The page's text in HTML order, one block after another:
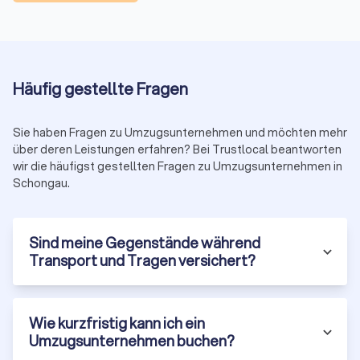
Kilometerpauschale Fernumzug: 0,50 bis 1,50 € pro
Verpackungsmaterial: 50 bis 200 €
Packservice: 100 bis 300 €
Montage/Demontage: 50 bis 150 € je Möbelstück
oder Etagen ohne Aufzug, Wochenend- und
Feiertagszuschläge, Spezialtransporte wie Klavier,
Kunstobjekte oder Tresore.
Umzugskosten-Seite . Dort finden Sie auch spezifische
Informationen zuinternationalen Umzugskosten
und weiteren
Spezialfällen.
Häufig gestellte Fragen
Sie haben Fragen zu Umzugsunternehmen und möchten mehr
über deren Leistungen erfahren? Bei Trustlocal beantworten
wir die häufigst gestellten Fragen zu Umzugsunternehmen in
Schongau.
Sind meine Gegenstände während
Transport und Tragen versichert?
Wie kurzfristig kann ich ein
Umzugsunternehmen buchen?